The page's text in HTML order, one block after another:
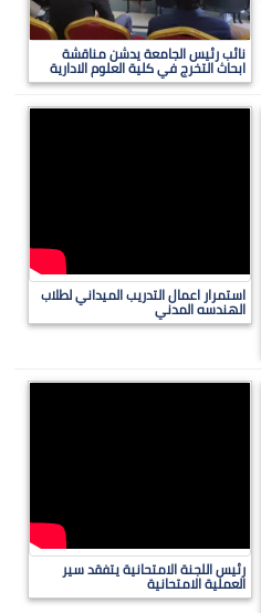
نائب رئيس الجامعة يدشن مناقشة
ابحاث التخرج في كلية العلوم الادارية
استمرار اعمال التدريب الميداني لطلاب
الهندسه المدني
رئيس اللجنة الامتحانية يتفقد سير
العملية الامتحانية